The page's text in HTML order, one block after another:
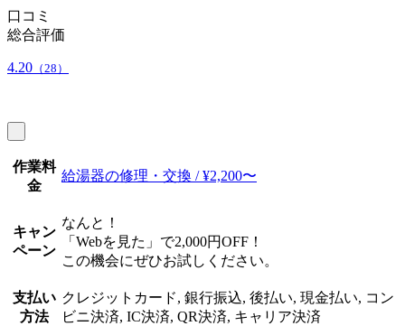
口コミ
総合評価
4.20 （28）
作業料
金
給湯器の修理・交換 / ¥2,200〜
キャン
ペーン
なんと！
「Webを見た」で2,000円OFF！
この機会にぜひお試しください。
支払い
方法
クレジットカード, 銀行振込, 後払い, 現金払い, コン
ビニ決済, IC決済, QR決済, キャリア決済